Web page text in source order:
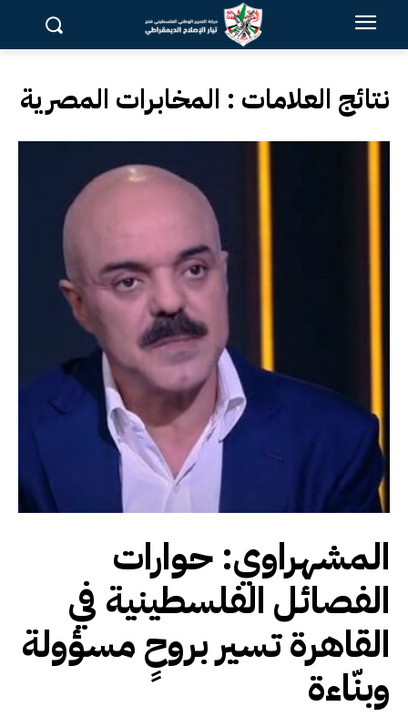
نتائج العلامات : المخابرات المصرية
المشهراوي: حوارات
الفصائل الفلسطينية في
القاهرة تسير بروحٍ مسؤولة
وبنّاءة